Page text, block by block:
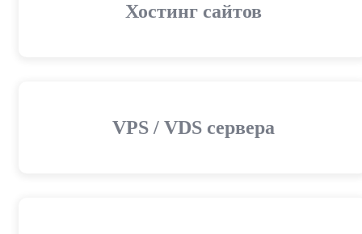
Хостинг сайтов
VPS / VDS сервера